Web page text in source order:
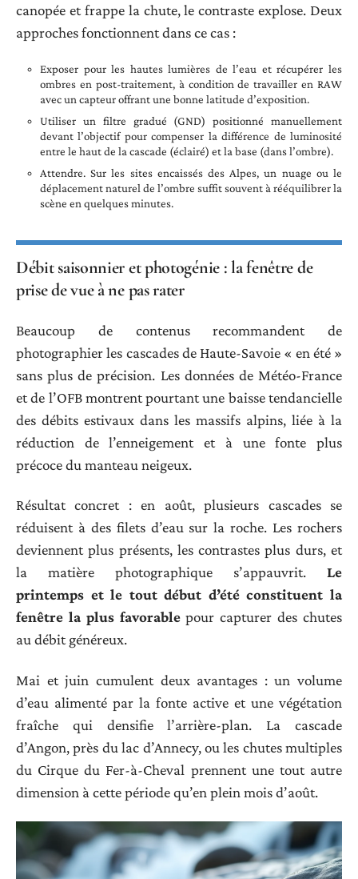
canopée et frappe la chute, le contraste explose. Deux
approches fonctionnent dans ce cas :
Exposer pour les hautes lumières de l’eau et récupérer les
ombres en post-traitement, à condition de travailler en RAW
avec un capteur offrant une bonne latitude d’exposition.
Utiliser un filtre gradué (GND) positionné manuellement
devant l’objectif pour compenser la différence de luminosité
entre le haut de la cascade (éclairé) et la base (dans l’ombre).
Attendre. Sur les sites encaissés des Alpes, un nuage ou le
déplacement naturel de l’ombre suffit souvent à rééquilibrer la
scène en quelques minutes.
Débit saisonnier et photogénie : la fenêtre de
prise de vue à ne pas rater
Beaucoup de contenus recommandent de
photographier les cascades de Haute-Savoie « en été »
sans plus de précision. Les données de Météo-France
et de l’OFB montrent pourtant une baisse tendancielle
des débits estivaux dans les massifs alpins, liée à la
réduction de l’enneigement et à une fonte plus
précoce du manteau neigeux.
Résultat concret : en août, plusieurs cascades se
réduisent à des filets d’eau sur la roche. Les rochers
deviennent plus présents, les contrastes plus durs, et
la matière photographique s’appauvrit. Le
printemps et le tout début d’été constituent la
fenêtre la plus favorablepour capturer des chutes
au débit généreux.
Mai et juin cumulent deux avantages : un volume
d’eau alimenté par la fonte active et une végétation
fraîche qui densifie l’arrière-plan. La cascade
d’Angon, près du lac d’Annecy, ou les chutes multiples
du Cirque du Fer-à-Cheval prennent une tout autre
dimension à cette période qu’en plein mois d’août.